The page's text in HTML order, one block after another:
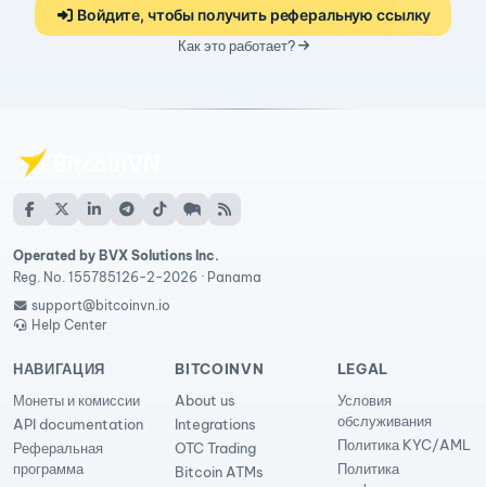
Войдите, чтобы получить реферальную ссылку
Как это работает?
Operated by BVX Solutions Inc.
Reg. No. 155785126-2-2026 · Panama
support@bitcoinvn.io
Help Center
НАВИГАЦИЯ
Монеты и комиссии
API documentation
Реферальная
программа
BITCOINVN
About us
Integrations
OTC Trading
Bitcoin ATMs
LEGAL
Условия
обслуживания
Политика KYC/AML
Политика